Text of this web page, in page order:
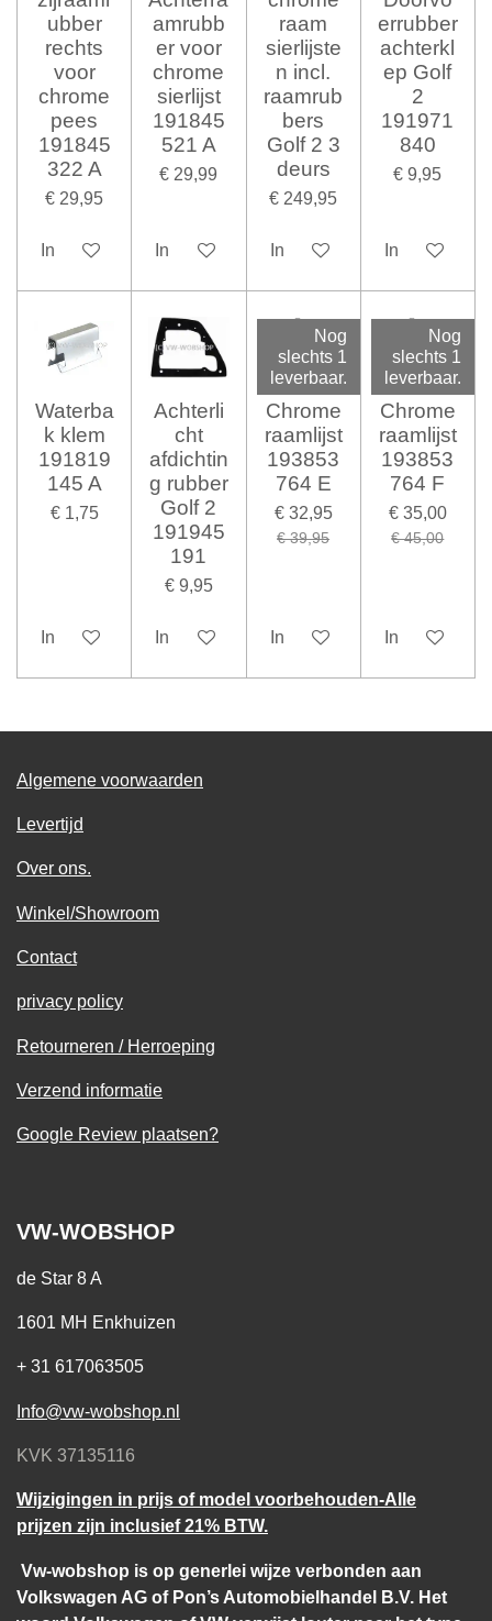
ubber
rechts
voor
chrome
pees
191845
322 A
€ 29,95
In winkelwagen
amrubb
er voor
chrome
sierlijst
191845
521 A
€ 29,99
In winkelwagen
raam
sierlijste
n incl.
raamrub
bers
Golf 2 3
deurs
€ 249,95
In winkelwagen
errubber
achterkl
ep Golf
2
191971
840
€ 9,95
In
Waterba
k klem
191819
145 A
€ 1,75
In winkelwagen
Achterli
cht
afdichtin
g rubber
Golf 2
191945
191
€ 9,95
In winkelwagen
Nog
slechts 1
leverbaar.
Chrome
raamlijst
193853
764 E
€ 32,95
€ 39,95
In winkelwagen
Nog
slechts 1
leverbaar.
Chrome
raamlijst
193853
764 F
€ 35,00
€ 45,00
In
Algemene voorwaarden
Levertijd
Over ons.
Winkel/Showroom
Contact
privacy policy
Retourneren / Herroeping
Verzend informatie
Google Review plaatsen?
VW-WOBSHOP
de Star 8 A
1601 MH Enkhuizen
+ 31 617063505
Info@vw-wobshop.nl
KVK 37135116
Wijzigingen in prijs of model voorbehouden-Alle
prijzen zijn inclusief 21% BTW.
Vw-wobshop is op generlei wijze verbonden aan
Volkswagen AG of Pon’s Automobielhandel B.V. Het